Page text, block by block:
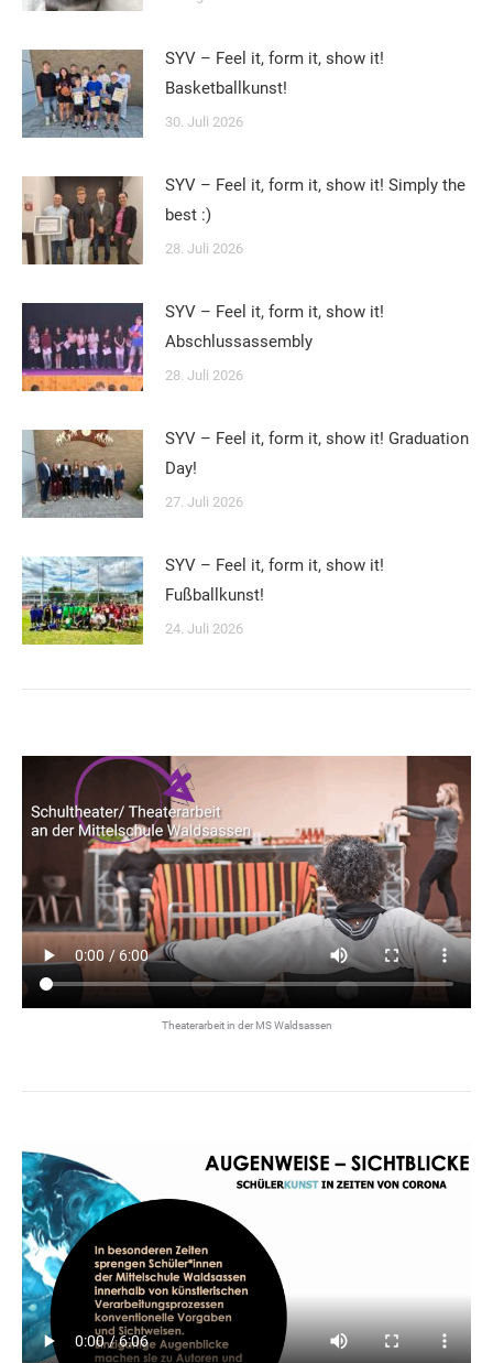
SYV – Feel it, form it, show it!
Basketballkunst!
30. Juli 2026
SYV – Feel it, form it, show it! Simply the
best :)
28. Juli 2026
SYV – Feel it, form it, show it!
Abschlussassembly
28. Juli 2026
SYV – Feel it, form it, show it! Graduation
Day!
27. Juli 2026
SYV – Feel it, form it, show it!
Fußballkunst!
24. Juli 2026
Theaterarbeit in der MS Waldsassen